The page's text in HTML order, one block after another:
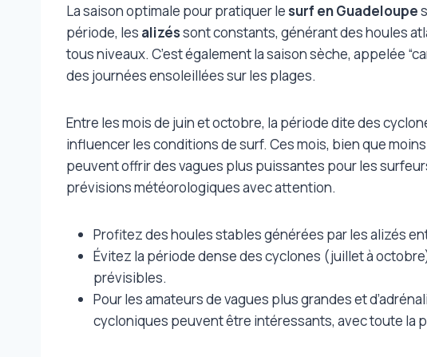
La saison optimale pour pratiquer le surf en Guadeloupe
période, les alizéssont constants, générant des houles
tous niveaux. C’est également la saison sèche, appelée
des journées ensoleillées sur les plages.
Entre les mois de juin et octobre, la période dite des
influencer les conditions de surf. Ces mois, bien que
peuvent offrir des vagues plus puissantes pour les
prévisions météorologiques avec attention.
Profitez des houles stables générées par les alizés
Évitez la période dense des cyclones (juillet à
prévisibles.
Pour les amateurs de vagues plus grandes et
cycloniques peuvent être intéressants, avec toute la